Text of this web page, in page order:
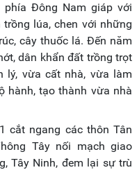
Đông Nam giáp với
lúa, chen với những
cây thuốc lá. Đến năm
dân khẩn đất trồng trọt
lý, vừa cất nhà, vừa làm
hành, tạo thành vừa nhà
cắt ngang các thôn Tân
Tây nối mạch giao
Tây Ninh, đem lại sự trù